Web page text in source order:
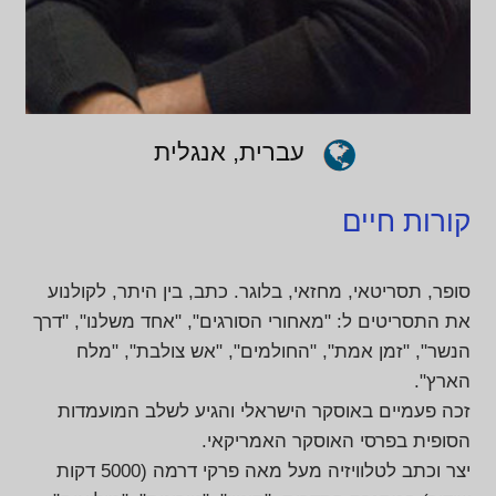
עברית, אנגלית
קורות חיים
סופר, תסריטאי, מחזאי, בלוגר. כתב, בין היתר, לקולנוע
את התסריטים ל: "מאחורי הסורגים", "אחד משלנו", "דרך
הנשר", "זמן אמת", "החולמים", "אש צולבת", "מלח
הארץ".
זכה פעמיים באוסקר הישראלי והגיע לשלב המועמדות
הסופית בפרסי האוסקר האמריקאי.
יצר וכתב לטלוויזיה מעל מאה פרקי דרמה (5000 דקות